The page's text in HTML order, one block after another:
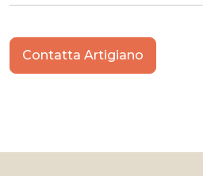
Contatta Artigiano